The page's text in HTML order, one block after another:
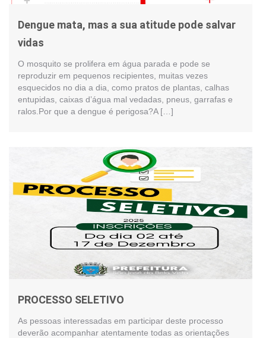
Dengue mata, mas a sua atitude pode salvar
vidas
O mosquito se prolifera em água parada e pode se
reproduzir em pequenos recipientes, muitas vezes
esquecidos no dia a dia, como pratos de plantas, calhas
entupidas, caixas d’água mal vedadas, pneus, garrafas e
ralos.Por que a dengue é perigosa?A […]
PROCESSO SELETIVO
As pessoas interessadas em participar deste processo
deverão acompanhar atentamente todas as orientações